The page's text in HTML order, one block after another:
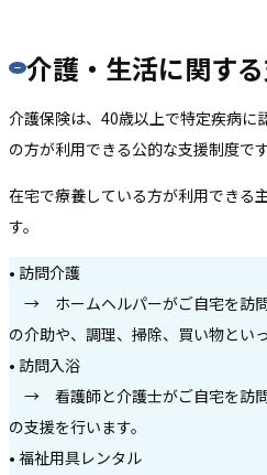
介護・生活に関す
介護保険は、40歳以上で特定疾病に
の方が利用できる公的な支援制度です
在宅で療養している方が利用できる
す。
• 訪問介護
→ ホームヘルパーがご自宅を訪
の介助や、調理、掃除、買い物とい
• 訪問入浴
→ 看護師と介護士がご自宅を訪
の支援を行います。
• 福祉用具レンタル